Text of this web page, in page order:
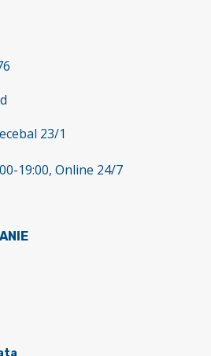
23/1
19:00, Online 24/7